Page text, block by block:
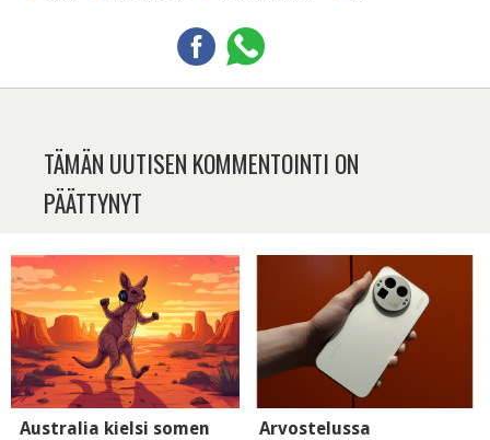
TÄMÄN UUTISEN KOMMENTOINTI ON
PÄÄTTYNYT
Australia kielsi somen
Arvostelussa